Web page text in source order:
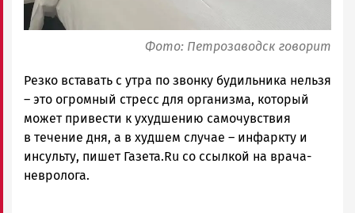
Фото: Петрозаводск говорит
Резко вставать с утра по звонку будильника нельзя
– это огромный стресс для организма, который
может привести к ухудшению самочувствия
в течение дня, а в худшем случае – инфаркту и
инсульту, пишет Газета.Ru со ссылкой на врача-
невролога.